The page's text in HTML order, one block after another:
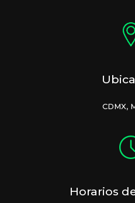
CDMX,
Horarios